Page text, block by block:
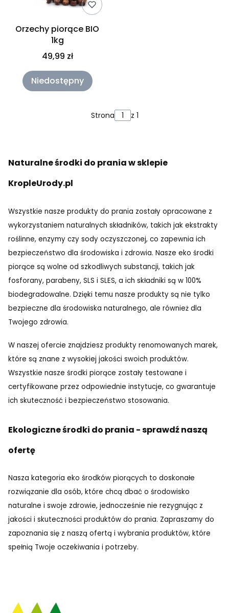
Orzechy piorące BIO
1kg
49,99 zł
Niedostępny
Strona z 1
Naturalne środki do prania w sklepie
KropleUrody.pl
Wszystkie nasze produkty do prania zostały opracowane z
wykorzystaniem naturalnych składników, takich jak ekstrakty
roślinne, enzymy czy sody oczyszczonej, co zapewnia ich
bezpieczeństwo dla środowiska i zdrowia. Nasze eko środki
piorące są wolne od szkodliwych substancji, takich jak
fosforany, parabeny, SLS i SLES, a ich składniki są w 100%
biodegradowalne. Dzięki temu nasze produkty są nie tylko
bezpieczne dla środowiska naturalnego, ale również dla
Twojego zdrowia.
W naszej ofercie znajdziesz produkty renomowanych marek,
które są znane z wysokiej jakości swoich produktów.
Wszystkie nasze środki piorące zostały testowane i
certyfikowane przez odpowiednie instytucje, co gwarantuje
ich skuteczność i bezpieczeństwo stosowania.
Ekologiczne środki do prania - sprawdź naszą
ofertę
Nasza kategoria eko środków piorących to doskonałe
rozwiązanie dla osób, które chcą dbać o środowisko
naturalne i swoje zdrowie, jednocześnie nie rezygnując z
jakości i skuteczności produktów do prania. Zapraszamy do
zapoznania się z naszą ofertą i wybrania produktów, które
spełnią Twoje oczekiwania i potrzeby.